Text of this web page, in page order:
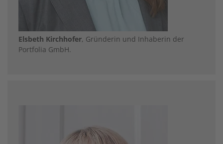
Elsbeth Kirchhofer, Gründerin und Inhaberin der
Portfolia GmbH.